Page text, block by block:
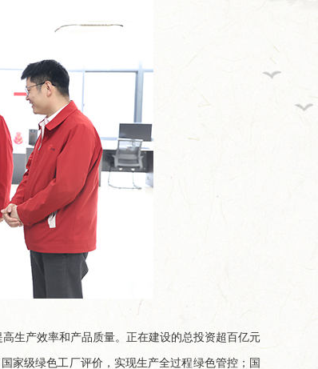
生产效率和产品质量。正在建设的总投资超百亿元
家级绿色工厂评价，实现生产全过程绿色管控；国